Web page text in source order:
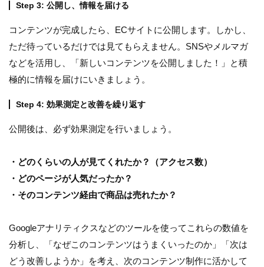
Step 3: 公開し、情報を届ける
コンテンツが完成したら、ECサイトに公開します。しかし、
ただ待っているだけでは見てもらえません。SNSやメルマガ
などを活用し、「新しいコンテンツを公開しました！」と積
極的に情報を届けにいきましょう。
Step 4: 効果測定と改善を繰り返す
公開後は、必ず効果測定を行いましょう。
・どのくらいの人が見てくれたか？（アクセス数）
・どのページが人気だったか？
・そのコンテンツ経由で商品は売れたか？
Googleアナリティクスなどのツールを使ってこれらの数値を
分析し、「なぜこのコンテンツはうまくいったのか」「次は
どう改善しようか」を考え、次のコンテンツ制作に活かして